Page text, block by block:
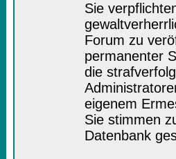
Sie
Forum zu
permanenter
die
eigenem
Sie stimmen
Datenbank